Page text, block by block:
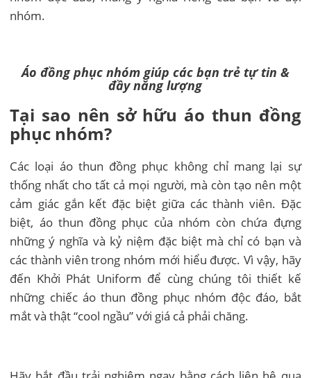
nhóm.
Áo đồng phục nhóm giúp các bạn trẻ tự tin &
đầy năng lượng
Tại sao nên sở hữu áo thun đồng
phục nhóm?
Các loại áo thun đồng phục không chỉ mang lại sự
thống nhất cho tất cả mọi người, mà còn tạo nên một
cảm giác gắn kết đặc biệt giữa các thành viên. Đặc
biệt, áo thun đồng phục của nhóm còn chứa đựng
những ý nghĩa và kỷ niệm đặc biệt mà chỉ có bạn và
các thành viên trong nhóm mới hiểu được. Vì vậy, hãy
đến Khởi Phát Uniform để cùng chúng tôi thiết kế
những chiếc áo thun đồng phục nhóm độc đáo, bắt
mắt và thật “cool ngầu” với giá cả phải chăng.